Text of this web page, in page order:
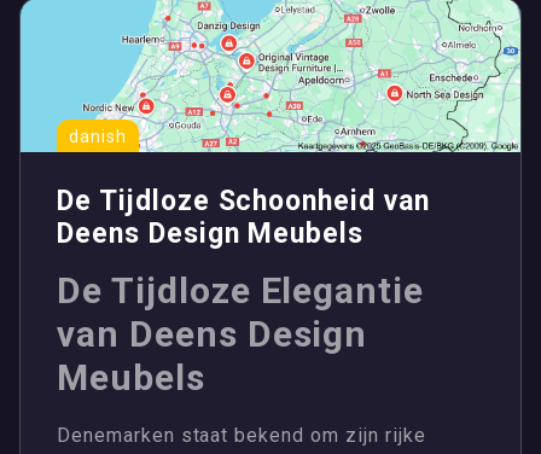
danish
De Tijdloze Schoonheid van
Deens Design Meubels
De Tijdloze Elegantie
van Deens Design
Meubels
Denemarken staat bekend om zijn rijke